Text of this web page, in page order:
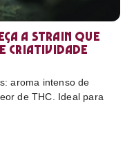
a strain que
criatividade
aroma intenso de
de THC. Ideal para